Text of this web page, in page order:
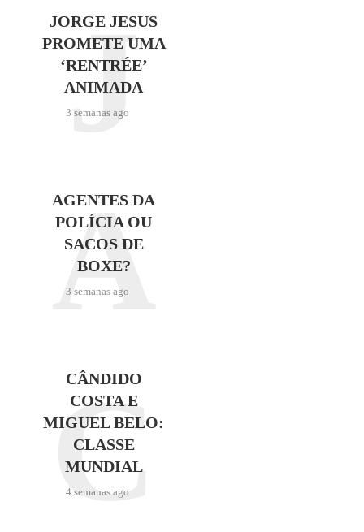
JORGE JESUS
PROMETE UMA
‘RENTRÉE’
ANIMADA
3 semanas ago
J
AGENTES DA
POLÍCIA OU
SACOS DE
BOXE?
3 semanas ago
A
CÂNDIDO
COSTA E
MIGUEL BELO:
CLASSE
MUNDIAL
4 semanas ago
C